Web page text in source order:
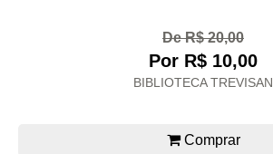
De R$ 20,00
Por R$ 10,00
BIBLIOTECA TREVISAN
Comprar